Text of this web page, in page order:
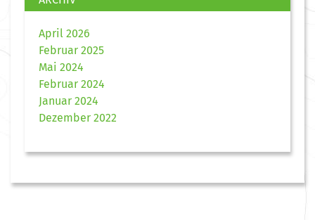
April 2026
Februar 2025
Mai 2024
Februar 2024
Januar 2024
Dezember 2022